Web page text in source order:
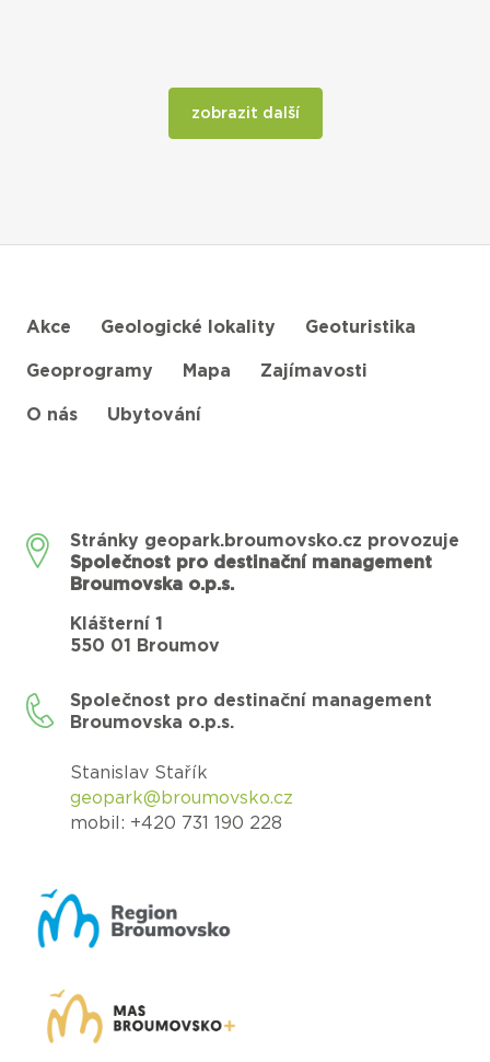
zobrazit další
Akce Geologické lokality Geoturistika
Geoprogramy Mapa Zajímavosti
O nás Ubytování
Stránky geopark.broumovsko.cz provozuje
Společnost pro destinační management
Broumovska o.p.s.
Klášterní 1
550 01 Broumov
Společnost pro destinační management
Broumovska o.p.s.
Stanislav Stařík
geopark@broumovsko.cz
mobil: +420 731 190 228